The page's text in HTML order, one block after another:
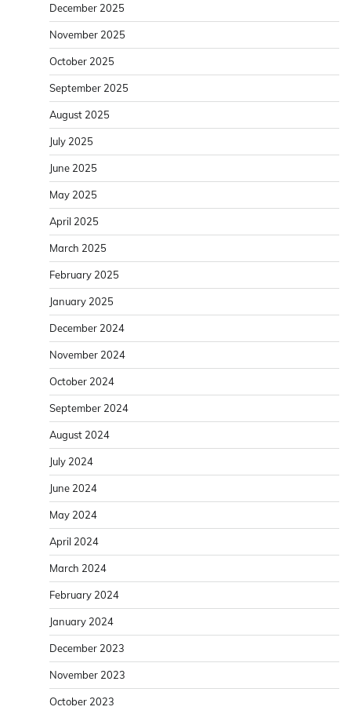
December 2025
November 2025
October 2025
September 2025
August 2025
July 2025
June 2025
May 2025
April 2025
March 2025
February 2025
January 2025
December 2024
November 2024
October 2024
September 2024
August 2024
July 2024
June 2024
May 2024
April 2024
March 2024
February 2024
January 2024
December 2023
November 2023
October 2023